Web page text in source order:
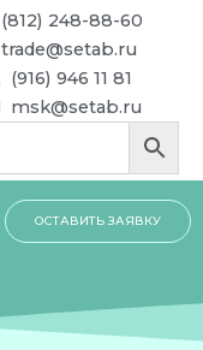
(812) 248-88-60
trade@setab.ru
(916) 946 11 81
msk@setab.ru
ОСТАВИТЬ ЗАЯВКУ